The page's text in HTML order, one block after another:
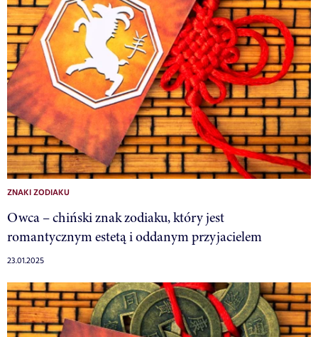
ZNAKI ZODIAKU
Owca – chiński znak zodiaku, który jest
romantycznym estetą i oddanym przyjacielem
23.01.2025